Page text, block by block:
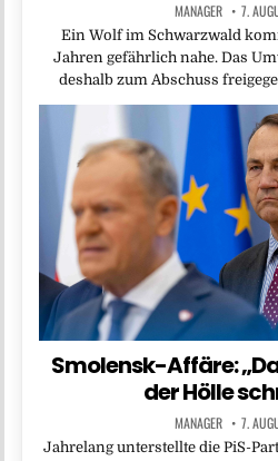
MANAGER 7.
Ein Wolf im Schwarzwald
Jahren gefährlich nahe. Das
deshalb zum Abschuss
Smolensk-Affäre:
der Hölle
MANAGER 7.
Jahrelang unterstellte die PiS-